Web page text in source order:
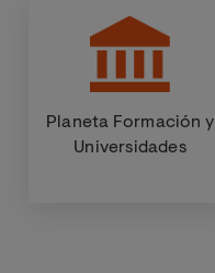
Planeta Formación y
Universidades